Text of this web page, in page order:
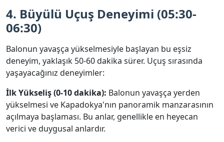
4. Büyülü Uçuş Deneyimi (05:30-
06:30)
Balonun yavaşça yükselmesiyle başlayan bu eşsiz
deneyim, yaklaşık 50-60 dakika sürer. Uçuş sırasında
yaşayacağınız deneyimler:
İlk Yükseliş (0-10 dakika): Balonun yavaşça yerden
yükselmesi ve Kapadokya'nın panoramik manzarasının
açılmaya başlaması. Bu anlar, genellikle en heyecan
verici ve duygusal anlardır.